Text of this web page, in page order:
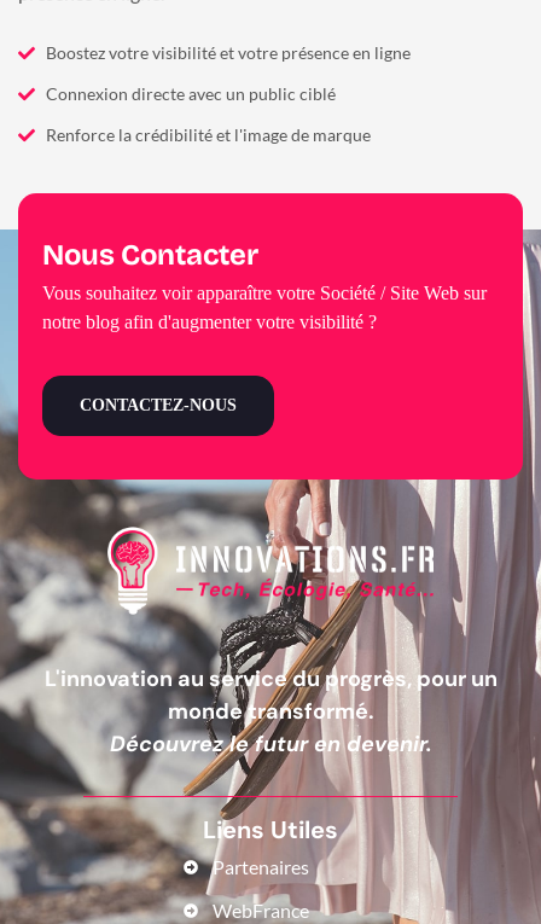
Boostez votre visibilité et votre présence en ligne
Connexion directe avec un public ciblé
Renforce la crédibilité et l'image de marque
L'innovation au service du progrès, pour un
monde transformé.
Découvrez le futur en devenir.
Liens Utiles
Partenaires
WebFrance
Nous Contacter
Vous souhaitez voir apparaître votre Société / Site Web sur
notre blog afin d'augmenter votre visibilité ?
CONTACTEZ-NOUS